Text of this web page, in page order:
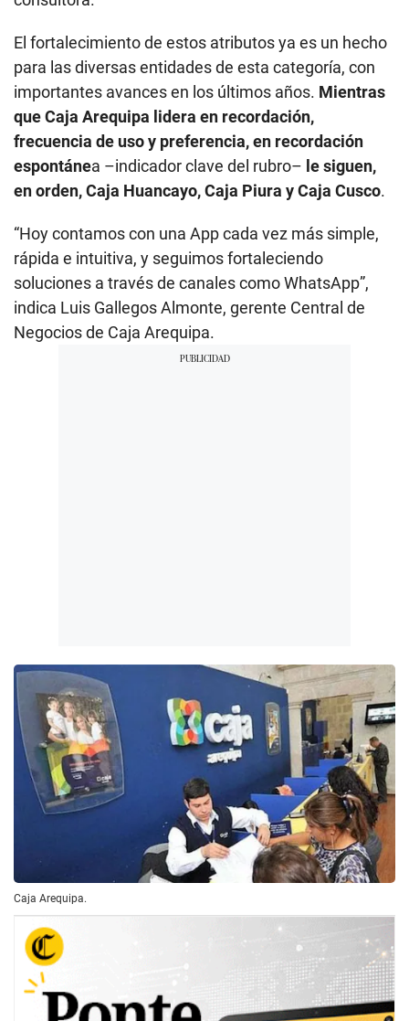
El fortalecimiento de estos atributos ya es un hecho
para las diversas entidades de esta categoría, con
importantes avances en los últimos años. Mientras
que Caja Arequipa lidera en recordación,
frecuencia de uso y preferencia, en recordación
espontánea –indicador clave del rubro– le siguen,
en orden, Caja Huancayo, Caja Piura y Caja Cusco.
“Hoy contamos con una App cada vez más simple,
rápida e intuitiva, y seguimos fortaleciendo
soluciones a través de canales como WhatsApp”,
indica Luis Gallegos Almonte, gerente Central de
Negocios de Caja Arequipa.
Caja Arequipa.